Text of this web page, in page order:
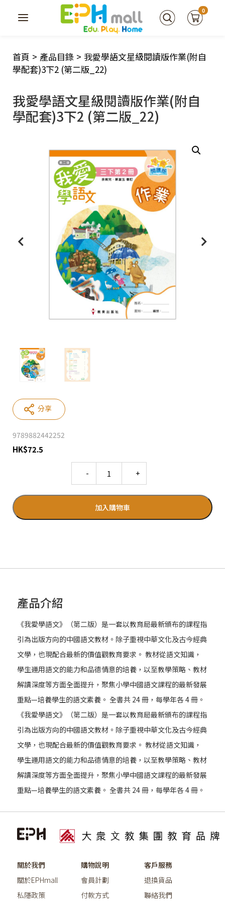
0
首頁 > 產品目錄 > 我愛學語文星級閱讀版作業(附自
學配套)3下2 (第二版_22)
我愛學語文星級閱讀版作業(附自
學配套)3下2 (第二版_22)
9789882442252
HK$72.5
加入購物車
分享
產品介紹
《我愛學語文》（第二版）是一套以教育局最新頒布的課程指
引為出版方向的中國語文教材。除子重視中華文化及古今經典
文學，也現配合最新的價值觀教育要求。 教材從語文知識，
學生運用語文的能力和品德情意的培養，以至教學策略、教材
解讀深度等方面全面提升，聚焦小學中國語文課程的最新發展
重點—培養學生的語文素養。 全書共 24 冊，每學年各 4 冊。
《我愛學語文》（第二版）是一套以教育局最新頒布的課程指
引為出版方向的中國語文教材。除子重視中華文化及古今經典
文學，也現配合最新的價值觀教育要求。 教材從語文知識，
學生運用語文的能力和品德情意的培養，以至教學策略、教材
解讀深度等方面全面提升，聚焦小學中國語文課程的最新發展
重點—培養學生的語文素養。 全書共 24 冊，每學年各 4 冊。
關於我們
關於EPHmall
私隱政策
購物說明
會員計劃
付款方式
客戶服務
退換貨品
聯絡我們